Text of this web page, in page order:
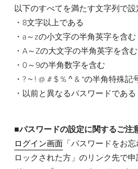
以下のすべてを満たす文字列で設
・8文字以上である
・a～zの小文字の半角英字を含む
・A～Zの大文字の半角英字を含む
・0～9の半角数字を含む
・? ~ ! @ # $ % ^ & *の半角特殊記
・以前と異なるパスワードである
■パスワードの設定に関するご注
ログイン画面 「パスワードをお
ロックされた方」のリンク先で